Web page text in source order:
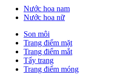
Nước hoa nam
Nước hoa nữ
Son môi
Trang điểm mặt
Trang điểm mắt
Tẩy trang
Trang điểm móng